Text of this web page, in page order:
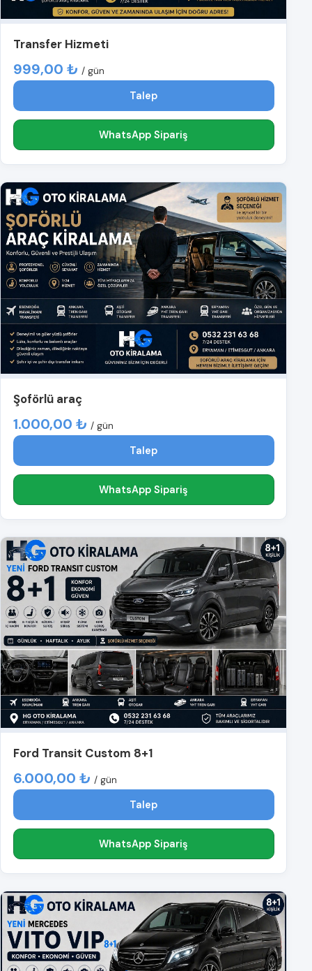
Transfer Hizmeti
999,00 ₺ / gün
Talep
WhatsApp Sipariş
Şoförlü araç
1.000,00 ₺ / gün
Talep
WhatsApp Sipariş
Ford Transit Custom 8+1
6.000,00 ₺ / gün
Talep
WhatsApp Sipariş